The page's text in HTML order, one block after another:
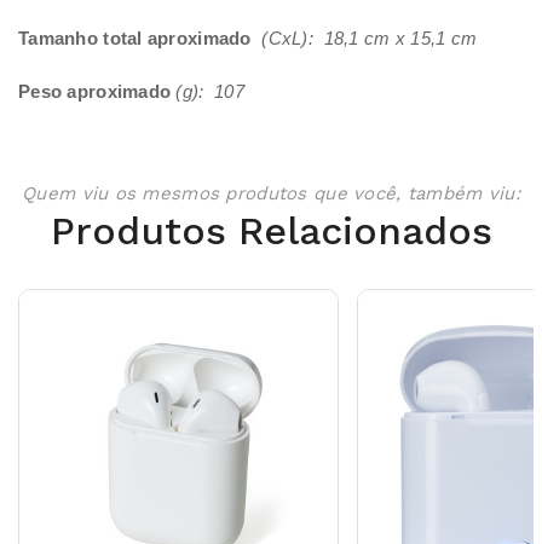
Tamanho total aproximado (CxL): 18,1 cm x 15,1 cm
Peso aproximado (g): 107
Quem viu os mesmos produtos que você, também viu:
Produtos Relacionados